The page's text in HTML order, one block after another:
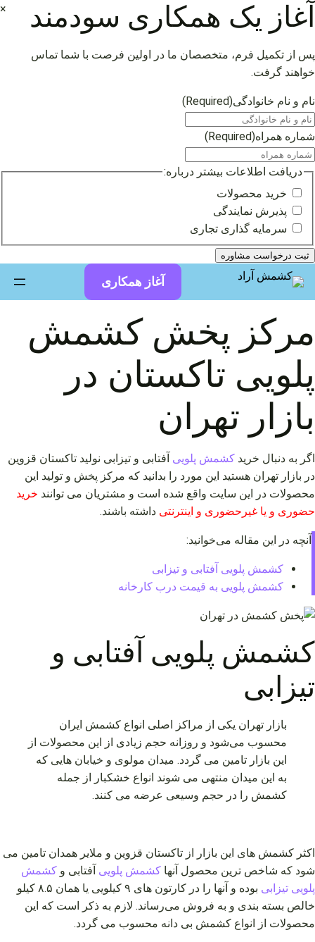
× آغاز یک همکاری سودمند
پس از تکمیل فرم، متخصصان ما در اولین فرصت با شما تماس
خواهند گرفت.
نام و نام خانوادگی(Required)
شماره همراه(Required)
دریافت اطلاعات بیشتر درباره:
خرید محصولات
پذیرش نمایندگی
سرمایه گذاری تجاری
آغاز همکاری
مرکز پخش کشمش
پلویی تاکستان در
بازار تهران
اگر به دنبال خرید کشمش پلویی آفتابی و تیزابی نولید تاکستان قزوین
در بازار تهران هستید این مورد را بدانید که مرکز پخش و تولید این
محصولات در این سایت واقع شده است و مشتریان می توانند خرید
حضوری و یا غیرحضوری و اینترنتی داشته باشند.
آنچه در این مقاله می‌خوانید:
کشمش پلویی آفتابی و تیزابی
کشمش پلویی به قیمت درب کارخانه
کشمش پلویی آفتابی و
تیزابی
بازار تهران یکی از مراکز اصلی انواع کشمش ایران
محسوب می‌شود و روزانه حجم زیادی از این محصولات از
این بازار تامین می گردد. میدان مولوی و خیابان هایی که
به این میدان منتهی می شوند انواع خشکبار از جمله
کشمش را در حجم وسیعی عرضه می کنند.
اکثر کشمش های این بازار از تاکستان قزوین و ملایر همدان تامین می
شود که شاخص ترین محصول آنها کشمش پلویی آفتابی و کشمش
پلویی تیزابی
بوده و آنها را در کارتون های ۹ کیلویی یا همان ۸.۵ کیلو
خالص بسته بندی و به فروش می‌رساند. لازم به ذکر است که این
محصولات از انواع کشمش بی دانه محسوب می گردد.